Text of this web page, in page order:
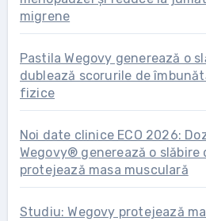
migrene
Pastila Wegovy generează o
dublează scorurile de
fizice
Noi date clinice ECO 2026:
Wegovy® generează o slăbire
protejează masa musculară
Studiu: Wegovy protejează